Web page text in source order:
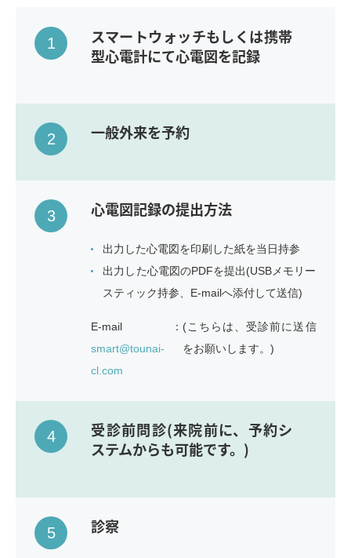
1
スマートウォッチもしくは携帯
型心電計にて心電図を記録
2 一般外来を予約
3 心電図記録の提出方法
出力した心電図を印刷した紙を当日持参
出力した心電図のPDFを提出(USBメモリー
スティック持参、E-mailへ添付して送信)
E-mail：
smart@tounai-
cl.com
(こちらは、受診前に送信
をお願いします。)
4
受診前問診(来院前に、予約シ
ステムからも可能です。)
5 診察